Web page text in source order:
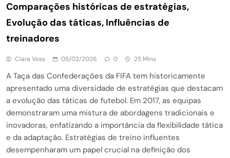
Comparações históricas de estratégias,
Evolução das táticas, Influências de
treinadores
Clara Voss 05/02/2026 0 25 Mins
A Taça das Confederações da FIFA tem historicamente
apresentado uma diversidade de estratégias que destacam
a evolução das táticas de futebol. Em 2017, as equipas
demonstraram uma mistura de abordagens tradicionais e
inovadoras, enfatizando a importância da flexibilidade tática
e da adaptação. Estratégias de treino influentes
desempenharam um papel crucial na definição dos